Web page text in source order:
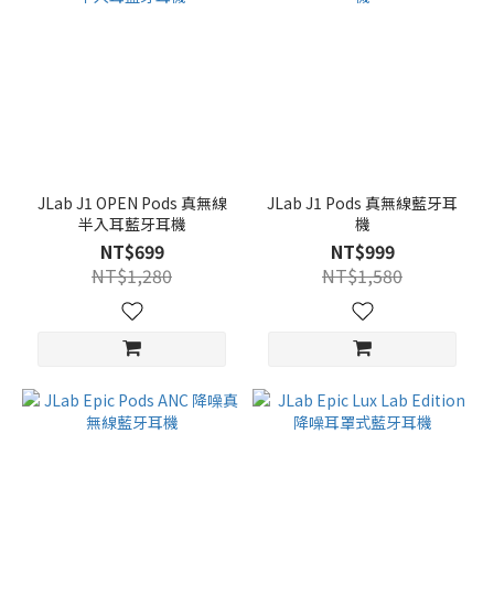
JLab J1 OPEN Pods 真無線
半入耳藍牙耳機
NT$699
NT$1,280
JLab J1 Pods 真無線藍牙耳
機
NT$999
NT$1,580